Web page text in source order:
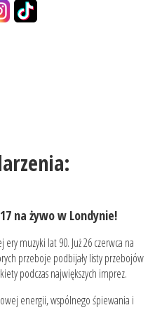
na żywo w Londynie!
muzyki lat 90. Już 26 czerwca na
przeboje podbijały listy przebojów
podczas największych imprez.
energii, wspólnego śpiewania i